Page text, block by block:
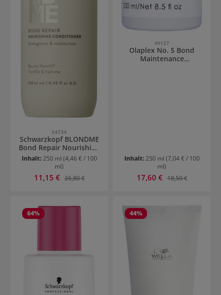
54734
Schwarzkopf BLONDME
Bond Repair Nourishing
Conditioner
Inhalt:250 ml (4,46 € / 100
ml)
Verkaufspreis:
11,15 € Regulärer Preis:
26,80 €
49127
Olaplex No. 5 Bond
Maintenance
Inhalt:250 ml (7,04 € / 100
ml)
Verkaufspreis:
17,60 € Regulärer Preis:
18,50 €
64% 44%